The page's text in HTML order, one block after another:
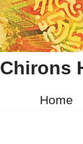
Chirons
Home